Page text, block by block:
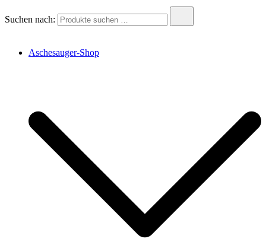
Suchen nach:
Aschesauger-Shop